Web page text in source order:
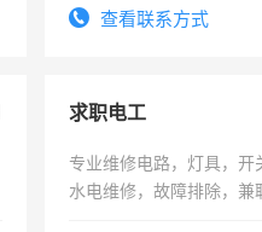
勤快的四五十，每天挣零
查看联系方式
求职电工
专业维修电路，灯具，开
水电维修，故障排除，兼